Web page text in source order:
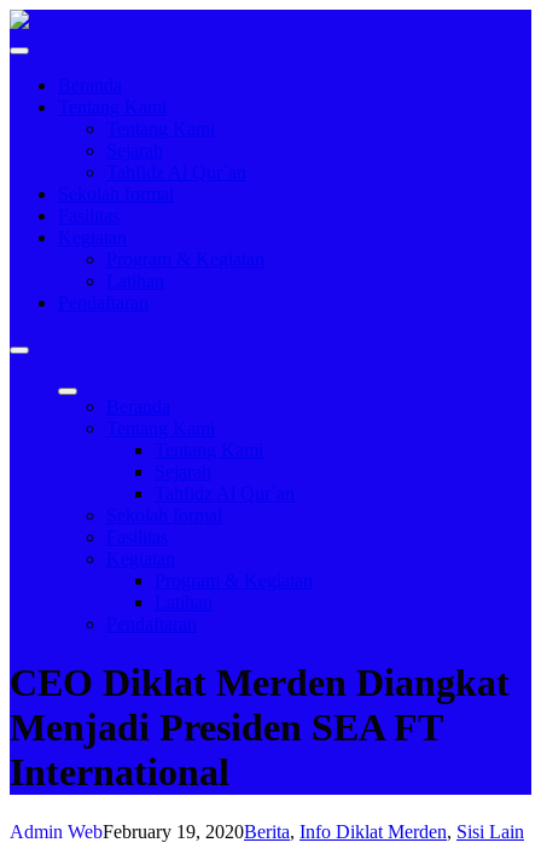
CEO Diklat Merden Diangkat
Menjadi Presiden SEA FT
International
Admin WebFebruary 19, 2020Berita, Info Diklat Merden, Sisi Lain